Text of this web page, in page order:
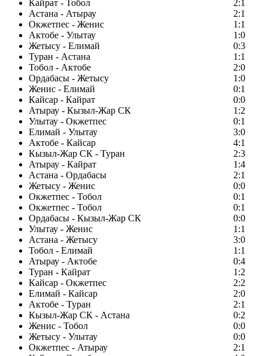
Кайрат - Тобол
2:1
Астана - Атырау
2:1
Окжетпес - Женис
1:1
Актобе - Улытау
1:0
Жетысу - Елимай
0:3
Туран - Астана
1:1
Тобол - Актобе
2:0
Ордабасы - Жетысу
1:0
Женис - Елимай
0:1
Кайсар - Кайрат
0:0
Атырау - Кызыл-Жар СК
1:2
Улытау - Окжетпес
0:1
Елимай - Улытау
3:0
Актобе - Кайсар
4:1
Кызыл-Жар СК - Туран
2:3
Атырау - Кайрат
1:4
Астана - Ордабасы
2:1
Жетысу - Женис
0:0
Окжетпес - Тобол
0:1
Окжетпес - Тобол
0:1
Ордабасы - Кызыл-Жар СК
0:0
Улытау - Женис
1:1
Астана - Жетысу
3:0
Тобол - Елимай
1:1
Атырау - Актобе
0:4
Туран - Кайрат
1:2
Кайсар - Окжетпес
2:2
Елимай - Кайсар
2:0
Актобе - Туран
2:1
Кызыл-Жар СК - Астана
0:2
Женис - Тобол
0:0
Жетысу - Улытау
0:0
Окжетпес - Атырау
2:1